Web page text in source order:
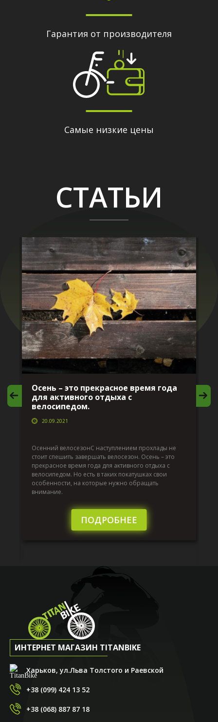
Гарантия от производителя
Самые низкие цены
СТАТЬИ
Осень – это прекрасное время года
для активного отдыха с
велосипедом.
20.09.2021
Осенний велосезонС наступлением прохлады не
стоит спешить завершать велосезон. Осень – это
прекрасное время года для активного отдыха с
велосипедом. Но есть в таких покатушках свои
особенности, на которые нужно обращать
внимание.
ПОДРОБНЕЕ
ИНТЕРНЕТ МАГАЗИН TITANBIKE
Харьков, ул.Льва Толстого и Раевской
+38 (099) 424 13 52
+38 (068) 887 87 18